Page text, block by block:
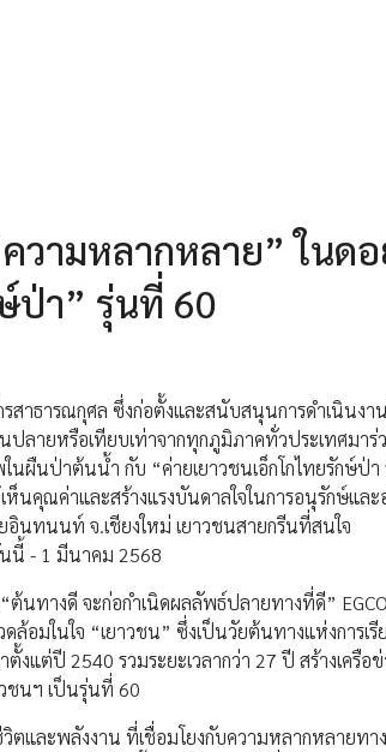
วามหลากหลาย” ในด
ป่า” รุ่นที่ 60
าธารณกุศล ซึ่งก่อตั้งและสนับสนุนการดำเนินงา
ายหรือเทียบเท่าจากทุกภูมิภาคทั่วประเทศมาร่
นผืนป่าต้นน้ำ กับ “ค่ายเยาวชนเอ็กโกไทยรักษ์ป่
คุณค่าและสร้างแรงบันดาลใจในการอนุรักษ์และ
นทนนท์ จ.เชียงใหม่ เยาวชนสายกรีนที่สนใจ
นนี้ - 1 มีนาคม 2568
ต้นทางดี จะก่อกำเนิดผลลัพธ์ปลายทางที่ดี” EGCO
อมในใจ “เยาวชน” ซึ่งเป็นวัยต้นทางแห่งการเรี
งแต่ปี 2540 รวมระยะเวลากว่า 27 ปี สร้างเครือ
ชนฯ เป็นรุ่นที่ 60
ตและพลังงาน ที่เชื่อมโยงกับความหลากหลายทาง